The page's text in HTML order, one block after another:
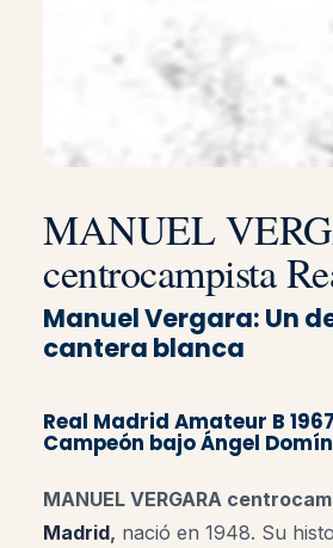
MANUEL
centrocampista
Manuel Vergara: Un
cantera blanca
Real Madrid Amateur B
Campeón bajo Ángel
MANUEL VERGARA
Madrid, nació en 1948. Su